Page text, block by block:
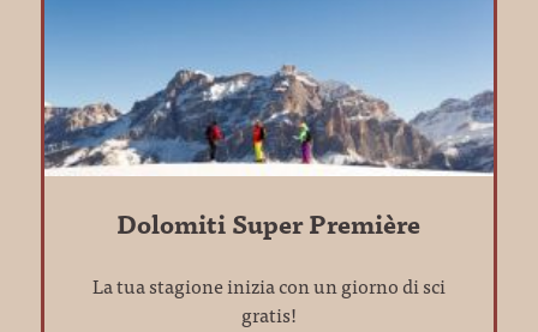
Dolomiti Super Première
La tua stagione inizia con un giorno di sci
gratis!